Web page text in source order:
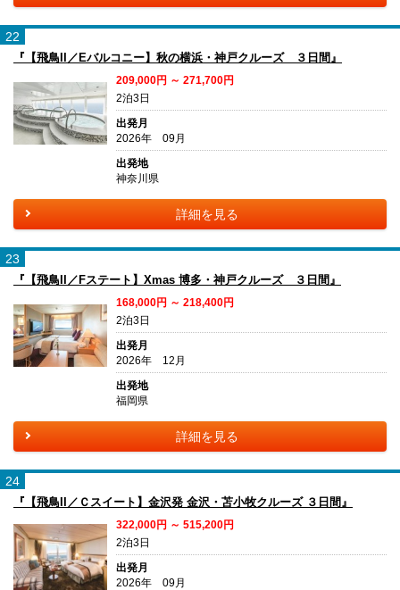
22
『【飛鳥II／Eバルコニー】秋の横浜・神戸クルーズ ３日間』
209,000円 ～ 271,700円
2泊3日
出発月
2026年 09月
出発地
神奈川県
詳細を見る
23
『【飛鳥II／Fステート】Xmas 博多・神戸クルーズ ３日間』
168,000円 ～ 218,400円
2泊3日
出発月
2026年 12月
出発地
福岡県
詳細を見る
24
『【飛鳥II／Ｃスイート】金沢発 金沢・苫小牧クルーズ ３日間』
322,000円 ～ 515,200円
2泊3日
出発月
2026年 09月